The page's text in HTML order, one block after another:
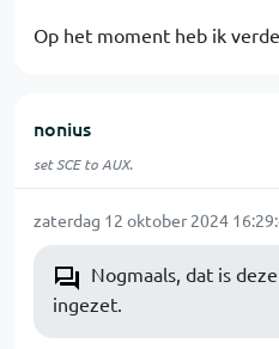
Op het moment heb ik
nonius
set SCE to AUX.
zaterdag 12 oktober 2024
Nogmaals, dat is
ingezet.